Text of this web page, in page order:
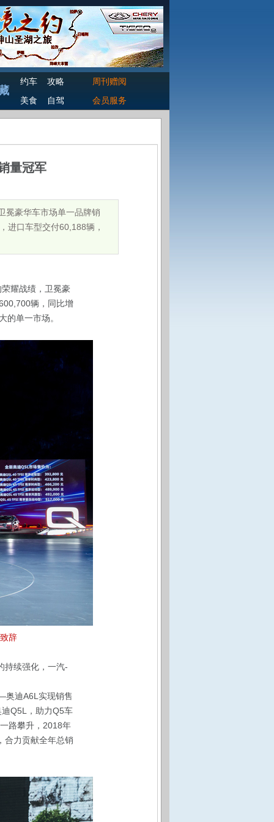
约车
攻略
美食
自驾
周刊赠阅
会员服务
量冠军
冕豪华车市场单一品牌销
进口车型交付60,188辆，
耀战绩，卫冕豪
辆，同比增
的单一市场。
辞
持续强化，一汽-
奥迪A6L实现销售
Q5L，助力Q5车
路攀升，2018年
力贡献全年总销